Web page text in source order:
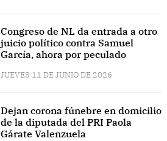
Congreso de NL da entrada a otro
juicio político contra Samuel
García, ahora por peculado
JUEVES 11 DE JUNIO DE 2026
Dejan corona fúnebre en domicilio
de la diputada del PRI Paola
Gárate Valenzuela